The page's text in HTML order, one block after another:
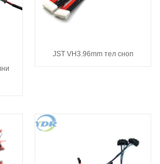
JST VH3.96mm тел сноп